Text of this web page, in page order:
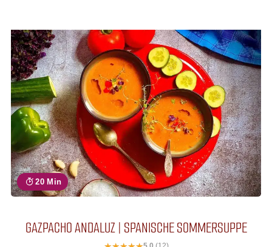
20 Min
GAZPACHO ANDALUZ | SPANISCHE SOMMERSUPPE